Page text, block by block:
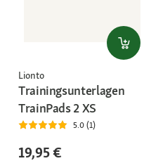
Lionto
Trainingsunterlagen
TrainPads 2 XS
5.0 (1)
19,95 €